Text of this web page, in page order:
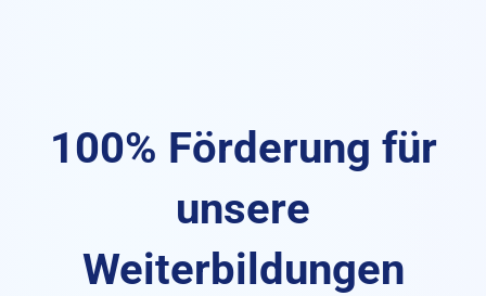
100% Förderung für
unsere
Weiterbildungen